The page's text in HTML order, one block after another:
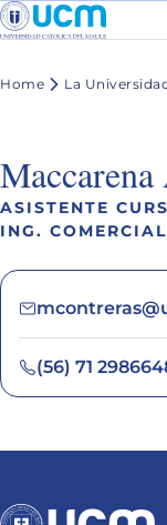
Home La
ASISTENTE
ING. COMERCIAL
(56) 71